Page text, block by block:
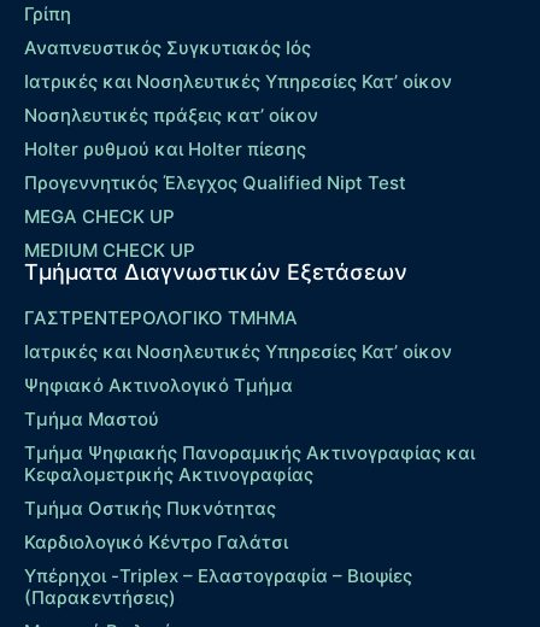
Γρίπη
Αναπνευστικός Συγκυτιακός Ιός
Ιατρικές και Νοσηλευτικές Υπηρεσίες Κατ’ οίκον
Νοσηλευτικές πράξεις κατ’ οίκον
Holter ρυθμού και Holter πίεσης
Προγεννητικός Έλεγχος Qualified Nipt Test
MEGA CHECK UP
MEDIUM CHECK UP
Τμήματα Διαγνωστικών Εξετάσεων
ΓΑΣΤΡΕΝΤΕΡΟΛΟΓΙΚΟ ΤΜΗΜΑ
Ιατρικές και Νοσηλευτικές Υπηρεσίες Κατ’ οίκον
Ψηφιακό Ακτινολογικό Τμήμα
Τμήμα Μαστού
Τμήμα Ψηφιακής Πανοραμικής Ακτινογραφίας και
Κεφαλομετρικής Ακτινογραφίας
Τμήμα Οστικής Πυκνότητας
Καρδιολογικό Κέντρο Γαλάτσι
Υπέρηχοι -Triplex – Eλαστογραφία – Βιοψίες
(Παρακεντήσεις)